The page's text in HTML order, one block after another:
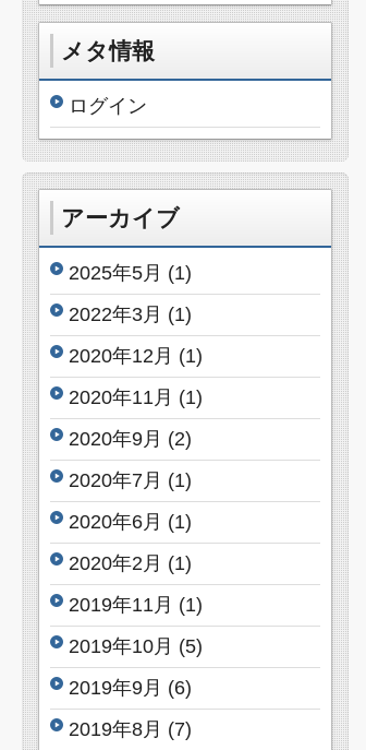
メタ情報
ログイン
アーカイブ
2025年5月 (1)
2022年3月 (1)
2020年12月 (1)
2020年11月 (1)
2020年9月 (2)
2020年7月 (1)
2020年6月 (1)
2020年2月 (1)
2019年11月 (1)
2019年10月 (5)
2019年9月 (6)
2019年8月 (7)